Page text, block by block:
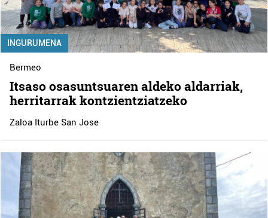
INGURUMENA
Bermeo
Itsaso osasuntsuaren aldeko aldarriak,
herritarrak kontzientziatzeko
Zaloa Iturbe San Jose